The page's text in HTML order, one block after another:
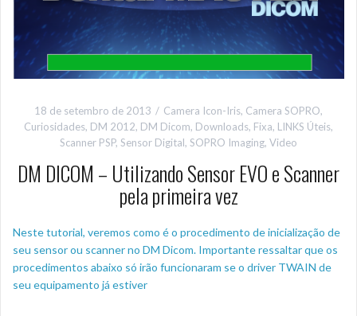
18 de setembro de 2013 Camera Icon-Iris, Camera SOPRO,
Curiosidades, DM 2012, DM Dicom, Downloads, Fixa, LINKS Úteis,
Scanner PSP, Sensor Digital, SOPRO Imaging, Video
DM DICOM – Utilizando Sensor EVO e Scanner
pela primeira vez
Neste tutorial, veremos como é o procedimento de inicialização de
seu sensor ou scanner no DM Dicom. Importante ressaltar que os
procedimentos abaixo só irão funcionaram se o driver TWAIN de
seu equipamento já estiver